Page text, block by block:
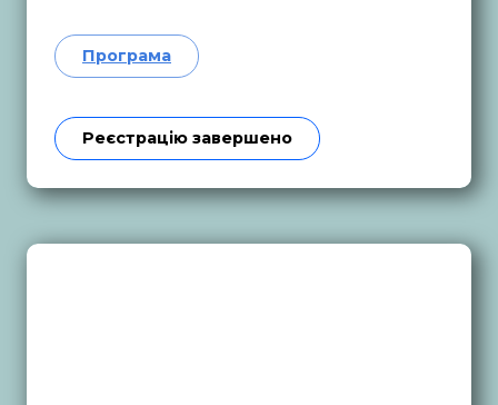
Програма
Реєстрацію завершено